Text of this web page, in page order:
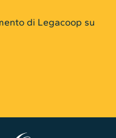
di Legacoop su